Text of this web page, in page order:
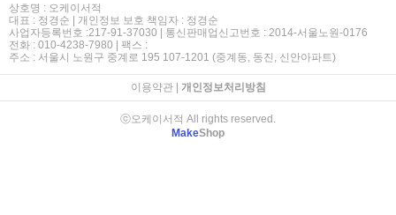
상호명 : 오케이서적
대표 : 정경순 | 개인정보 보호 책임자 : 정경순
사업자등록번호 :217-91-37030 | 통신판매업신고번호 : 2014-서울노원-0176
전화 : 010-4238-7980 | 팩스 :
주소 : 서울시 노원구 중계로 195 107-1201 (중계동, 동진, 신안아파트)
이용약관| 개인정보처리방침
ⓒ오케이서적 All rights reserved.
MakeShop